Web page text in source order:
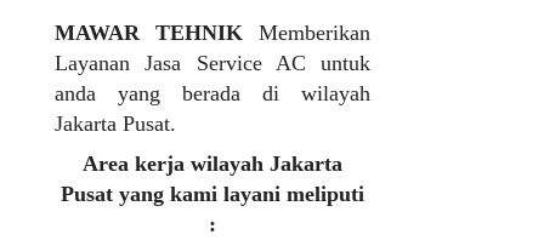
MAWAR TEHNIK Memberikan
Layanan Jasa Service AC untuk
anda yang berada di wilayah
Jakarta Pusat.
Area kerja wilayah Jakarta
Pusat yang kami layani meliputi
: